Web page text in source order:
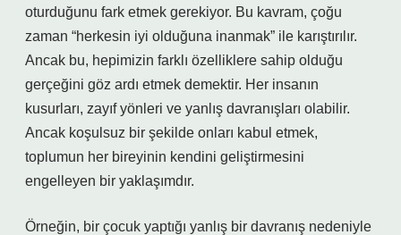
oturduğunu fark etmek gerekiyor. Bu kavram, çoğu
zaman “herkesin iyi olduğuna inanmak” ile karıştırılır.
Ancak bu, hepimizin farklı özelliklere sahip olduğu
gerçeğini göz ardı etmek demektir. Her insanın
kusurları, zayıf yönleri ve yanlış davranışları olabilir.
Ancak koşulsuz bir şekilde onları kabul etmek,
toplumun her bireyinin kendini geliştirmesini
engelleyen bir yaklaşımdır.
Örneğin, bir çocuk yaptığı yanlış bir davranış nedeniyle